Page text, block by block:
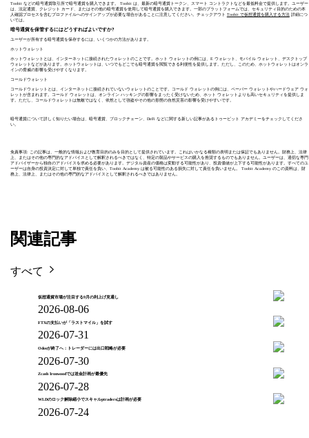
Toobit などの暗号通貨取引所で暗号通貨を購入できます。 Toobit は、最新の暗号通貨トークン、スマート コントラクトなどを最低料金で提供します。ユーザー
は、法定通貨、クレジット カード、またはその他の暗号通貨を使用して暗号通貨を購入できます。一部のプラットフォームでは、セキュリティ目的のための本
人確認プロセスを含むプロファイルへのサインアップが必要な場合があることに注意してください。チェックアウト Toobit で仮想通貨を購入する方法詳細につ
いては。
暗号通貨を保管するにはどうすればよいですか?
ユーザーが所有する暗号通貨を保存するには、いくつかの方法があります。
ホットウォレット
ホットウォレットとは、インターネットに接続されたウォレットのことです。ホット ウォレットの例には、E ウォレット、モバイル ウォレット、デスクトップ
ウォレットなどがあります。ホットウォレットは、いつでもどこでも暗号通貨を閲覧できる利便性を提供します。ただし、このため、ホットウォレットはオンラ
インの脅威の影響を受けやすくなります。
コールドウォレット
コールドウォレットとは、インターネットに接続されていないウォレットのことです。コールド ウォレットの例には、ペーパー ウォレットやハードウェア ウォ
レットが含まれます。コールド ウォレットは、オンライン ハッキングの影響をまったく受けないため、ホット ウォレットよりも高いセキュリティを提供しま
す。ただし、コールドウォレットは無敵ではなく、依然として強盗やその他の形態の自然災害の影響を受けやすいです。
暗号通貨について詳しく知りたい場合は、暗号通貨、ブロックチェーン、DeFi などに関する新しい記事があるトゥービット アカデミーをチェックしてくださ
い。
免責事項: この記事は、一般的な情報および教育目的のみを目的として提供されています。これはいかなる種類の表明または保証でもありません。財務上、法律
上、またはその他の専門的なアドバイスとして解釈されるべきではなく、特定の製品やサービスの購入を推奨するものでもありません。ユーザーは、適切な専門
アドバイザーから独自のアドバイスを求める必要があります。デジタル資産の価格は変動する可能性があり、投資価値が上下する可能性があります。すべてのユ
ーザーは自身の投資決定に対して単独で責任を負い、Toobit Academy は被る可能性のある損失に対して責任を負いません。 Toobit Academy のこの資料は、財
務上、法律上、またはその他の専門的なアドバイスとして解釈されるべきではありません。
関連記事
すべて
仮想通貨市場が注目する9月の利上げ見通し
2026-08-06
FTXの支払いが「ラストマイル」を試す
2026-07-31
Odosが終了へ：トレーダーには出口戦略が必要
2026-07-30
Zcash Ironwoodでは送金計画が最優先
2026-07-28
WLDのロック解除縮小でスキャルptradersは計画が必要
2026-07-24